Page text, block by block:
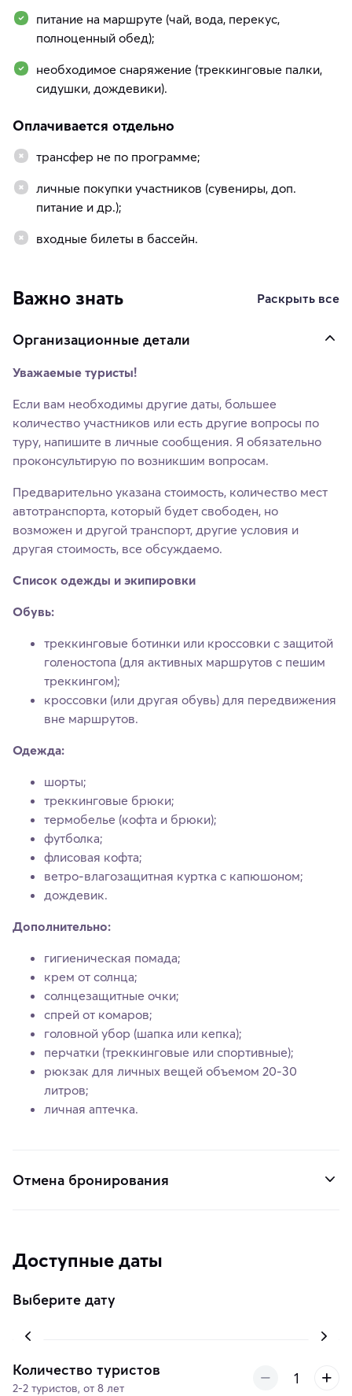
питание на маршруте (чай, вода, перекус,
полноценный обед);
необходимое снаряжение (треккинговые палки,
сидушки, дождевики).
Оплачивается отдельно
трансфер не по программе;
личные покупки участников (сувениры, доп.
питание и др.);
входные билеты в бассейн.
Важно знать Раскрыть все
Организационные детали
Уважаемые туристы!
Если вам необходимы другие даты, большее
количество участников или есть другие вопросы по
туру, напишите в личные сообщения. Я обязательно
проконсультирую по возникшим вопросам.
Предварительно указана стоимость, количество мест
автотранспорта, который будет свободен, но
возможен и другой транспорт, другие условия и
другая стоимость, все обсуждаемо.
Список одежды и экипировки
Обувь:
треккинговые ботинки или кроссовки с защитой
голеностопа (для активных маршрутов с пешим
треккингом);
кроссовки (или другая обувь) для передвижения
вне маршрутов.
Одежда:
шорты;
треккинговые брюки;
термобелье (кофта и брюки);
футболка;
флисовая кофта;
ветро-влагозащитная куртка с капюшоном;
дождевик.
Дополнительно:
гигиеническая помада;
крем от солнца;
солнцезащитные очки;
спрей от комаров;
головной убор (шапка или кепка);
перчатки (треккинговые или спортивные);
рюкзак для личных вещей объемом 20-30
литров;
личная аптечка.
Отмена бронирования
Доступные даты
Выберите дату
Количество туристов
2-2 туристов, от 8 лет